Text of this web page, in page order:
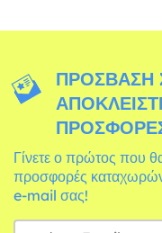
ΠΡΌΣΒΑΣΗ
Γίνετε ο πρώτος που
προσφορές
e-mail σας!